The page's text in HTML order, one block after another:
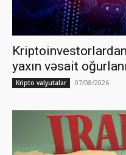
yaxın vəsait
Kripto valyutalar 07/08/2026